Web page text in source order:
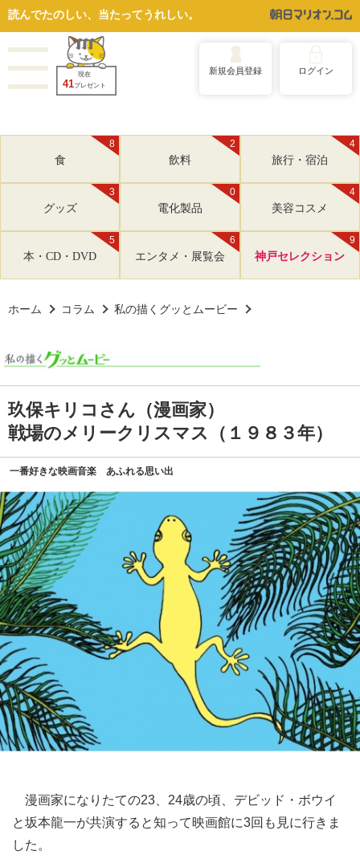
読んでたのしい、当たってうれしい。
現在
41プレゼント
新規会員登録 ログイン
8
食
2
飲料
4
旅行・宿泊
3
グッズ
0
電化製品
4
美容コスメ
5
本・CD・DVD
6
エンタメ・展覧会
9
神戸セレクション
ホーム コラム 私の描くグッとムービー
玖保キリコさん（漫画家）
戦場のメリークリスマス（１９８３年）
一番好きな映画音楽 あふれる思い出
漫画家になりたての23、24歳の頃、デビッド・ボウイ
と坂本龍一が共演すると知って映画館に3回も見に行きま
した。